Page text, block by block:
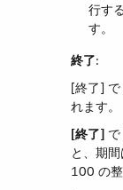
行す
す。
終了​:
[終了] で ​
れます。
[終了] で
と、期間
100 の整